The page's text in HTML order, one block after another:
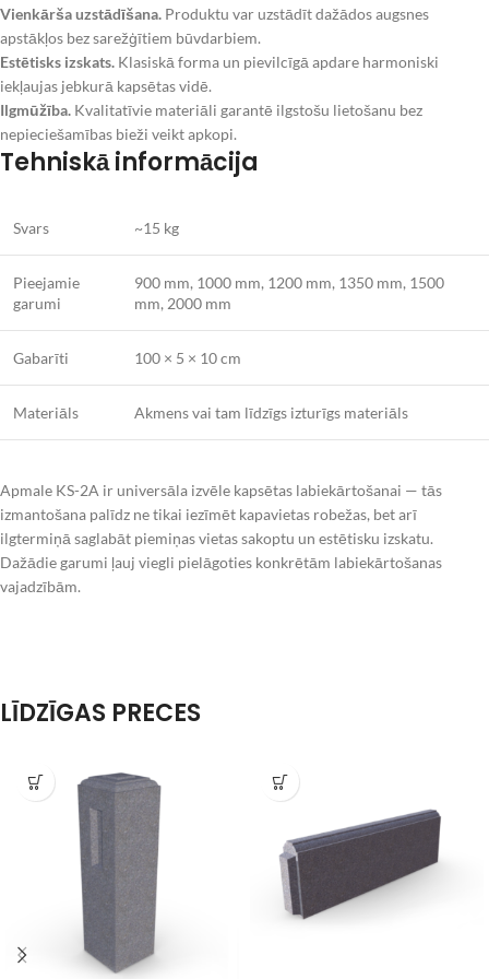
Vienkārša uzstādīšana. Produktu var uzstādīt dažādos augsnes
apstākļos bez sarežģītiem būvdarbiem.
Estētisks izskats. Klasiskā forma un pievilcīgā apdare harmoniski
iekļaujas jebkurā kapsētas vidē.
Ilgmūžība. Kvalitatīvie materiāli garantē ilgstošu lietošanu bez
nepieciešamības bieži veikt apkopi.
Tehniskā informācija
Svars ~15 kg
Pieejamie
garumi
900 mm, 1000 mm, 1200 mm, 1350 mm, 1500
mm, 2000 mm
Gabarīti 100 × 5 × 10 cm
Materiāls Akmens vai tam līdzīgs izturīgs materiāls
Apmale KS-2A ir universāla izvēle kapsētas labiekārtošanai — tās
izmantošana palīdz ne tikai iezīmēt kapavietas robežas, bet arī
ilgtermiņā saglabāt piemiņas vietas sakoptu un estētisku izskatu.
Dažādie garumi ļauj viegli pielāgoties konkrētām labiekārtošanas
vajadzībām.
LĪDZĪGAS PRECES